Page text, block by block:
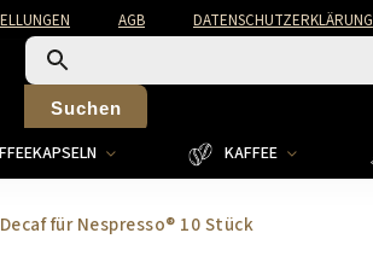
AGB DATENSCHUTZERKLÄRUNG
Suchen
KAFFEE
für Nespresso® 10 Stück